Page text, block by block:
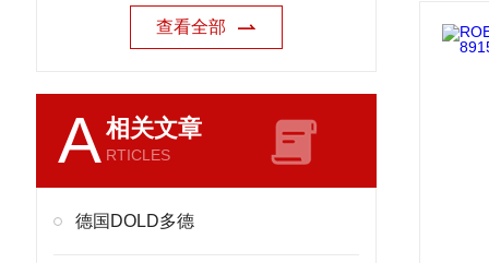
查看全部
A相关文章
RTICLES
德国DOLD多德